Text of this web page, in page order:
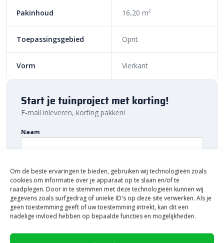
Om de beste ervaringen te bieden, gebruiken wij technologieën zoals
cookies om informatie over je apparaat op te slaan en/of te
raadplegen. Door in te stemmen met deze technologieën kunnen wij
gegevens zoals surfgedrag of unieke ID's op deze site verwerken. Als je
geen toestemming geeft of uw toestemming intrekt, kan dit een
nadelige invloed hebben op bepaalde functies en mogelijkheden.
Pakinhoud 16,20 m²
Toepassingsgebied Oprit
Vorm Vierkant
Start je tuinproject met korting!
E-mail inleveren, korting pakken!
Naam
E-mailadres